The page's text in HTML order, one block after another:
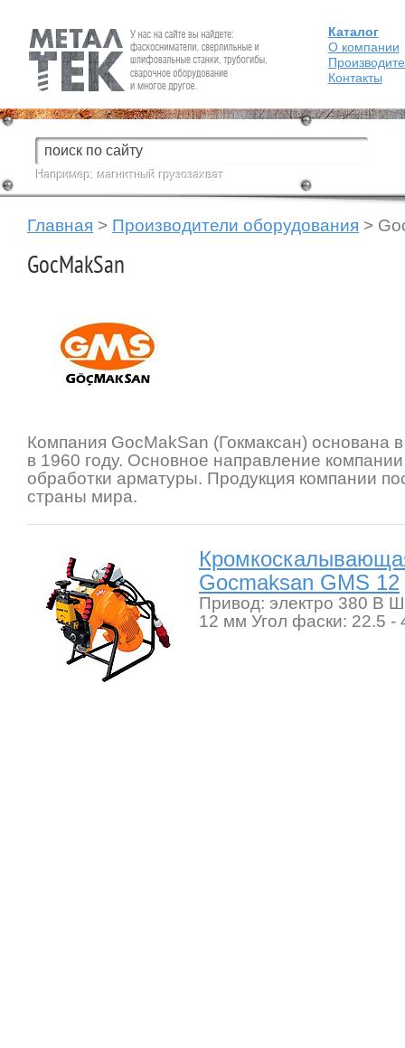
Fein — Профессиональный электроинструмент для обработки
металла.
Каталог
О компании
Контакты
Например: магнитный грузозахват
Главная > Производители оборудования >
GocMakSan
Компания GocMakSan (Гокмаксан) основана
в 1960 году. Основное направление
обработки арматуры. Продукция компании
страны мира.
Gocmaksan GMS 12
Привод: электро 380 В
12 мм Угол фаски: 22.5 -